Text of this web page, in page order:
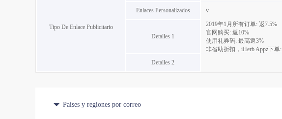
Tipo De Enlace Publicitario
Enlaces Personalizados v
Detalles 1
2019年1月所有订单: 返7.5%
官网购买: 返10%
使用礼券码: 最高返3%
非省助折扣，iHerb Appz下单:
Detalles 2
Países y regiones por correo